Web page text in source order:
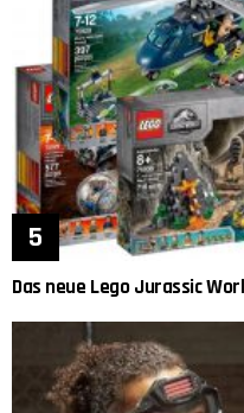
Das neue Lego Jurassic